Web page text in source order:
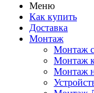
Меню
Как купить
Доставка
Монтаж
Монтаж
Монтаж
Монтаж